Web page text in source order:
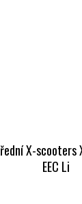
X-
EEC Li